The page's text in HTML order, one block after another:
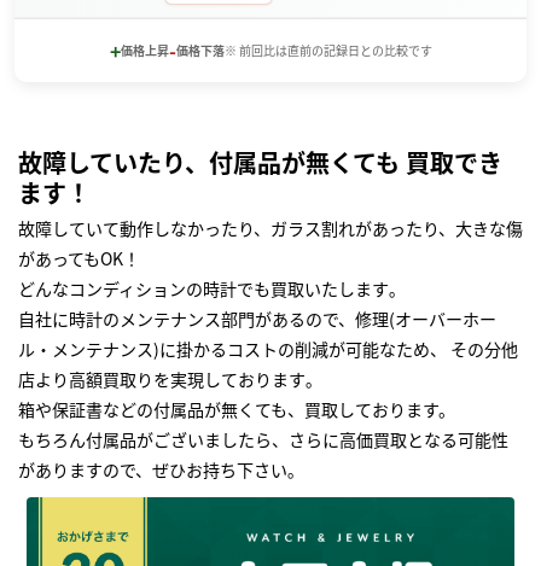
+価格上昇-価格下落※ 前回比は直前の記録日との比較です
故障していたり、付属品が無くても 買取でき
ます！
故障していて動作しなかったり、ガラス割れがあったり、大きな傷
があってもOK！
どんなコンディションの時計でも買取いたします｡
自社に時計のメンテナンス部門があるので、修理(オーバーホー
ル・メンテナンス)に掛かるコストの削減が可能なため、 その分他
店より高額買取りを実現しております｡
箱や保証書などの付属品が無くても、買取しております。
もちろん付属品がございましたら、さらに高価買取となる可能性
がありますので、ぜひお持ち下さい｡